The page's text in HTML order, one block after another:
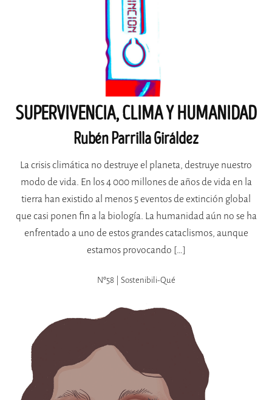
SUPERVIVENCIA, CLIMA Y HUMANIDAD
Rubén Parrilla Giráldez
La crisis climática no destruye el planeta, destruye nuestro
modo de vida. En los 4 000 millones de años de vida en la
tierra han existido al menos 5 eventos de extinción global
que casi ponen fin a la biología. La humanidad aún no se ha
enfrentado a uno de estos grandes cataclismos, aunque
estamos provocando […]
Nº58 | Sostenibili-Qué